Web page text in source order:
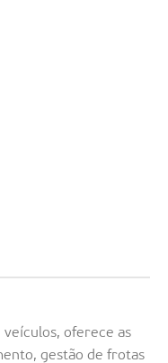
oferece as
gestão de frotas